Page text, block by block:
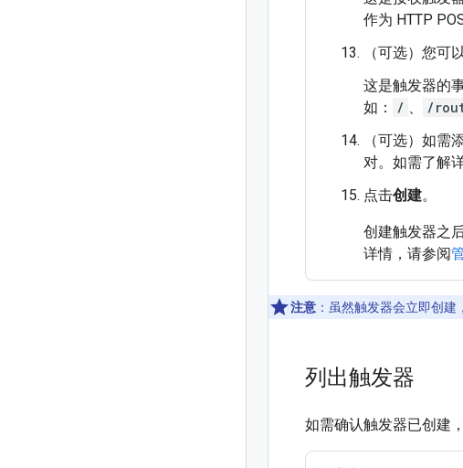
作为 HTTP
（可选）您可
这是触发器的
如：
/ 、 /
（可选）如需
对。如需了解
点击创建。
创建触发器之
详情，请参阅
注意 ：虽然触发器会立即创
列出触发器
如需确认触发器已创建